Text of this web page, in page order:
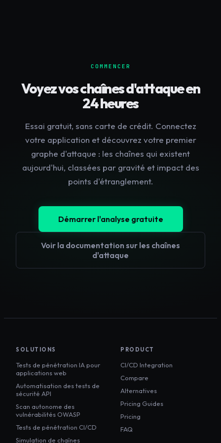
COMMENCER
Voyez vos chaînes d'attaque en
24 heures
Essai gratuit, sans carte de crédit. Connectez
votre application et découvrez votre premier
graphe d'attaque : les chaînes qui existent
aujourd'hui, classées par gravité et impact des
points d'étranglement.
Démarrer l'analyse gratuite
Voir la documentation sur les chaînes
d'attaque
SOLUTIONS
Tests de pénétration IA pour
applications web
Automatisation des tests de
sécurité API
Scan autonome des
vulnérabilités OWASP
Tests de pénétration CI/CD
Simulation de chaînes
PRODUCT
CI/CD Integration
Compare
Alternatives
Pricing Guides
Pricing
FAQ